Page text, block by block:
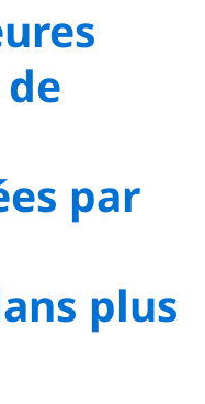
par
plus